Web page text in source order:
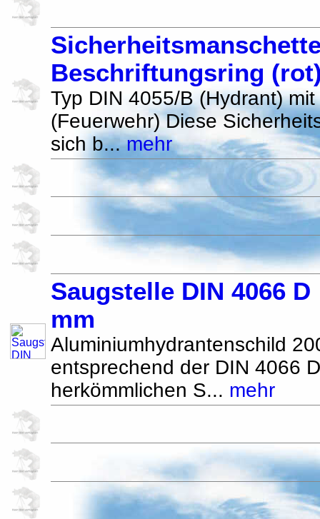
Beschriftungsring
Typ DIN 4055/B (Hydrant)
(Feuerwehr) Diese
sich b...mehr
Saugstelle DIN 4066
mm
Aluminiumhydrantenschild
entsprechend der DIN 4066
herkömmlichen S... mehr